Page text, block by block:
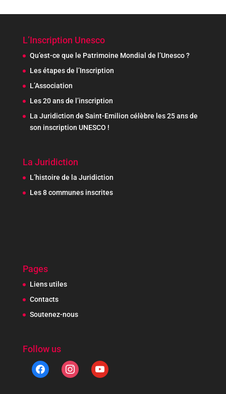
L’Inscription Unesco
Qu’est-ce que le Patrimoine Mondial de l’Unesco ?
Les étapes de l’Inscription
L’Association
Les 20 ans de l’inscription
La Juridiction de Saint-Emilion célèbre les 25 ans de
son inscription UNESCO !
La Juridiction
L’histoire de la Juridiction
Les 8 communes inscrites
Pages
Liens utiles
Contacts
Soutenez-nous
Follow us
facebook instagramyoutube